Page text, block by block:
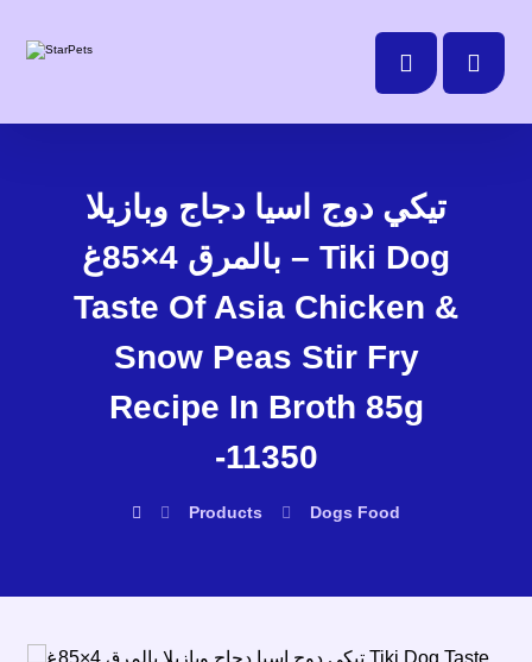
تيكي دوج اسيا دجاج وبازيلا
بالمرق 4×85غ – Tiki Dog
Taste Of Asia Chicken &
Snow Peas Stir Fry
Recipe In Broth 85g
-11350
Products Dogs Food